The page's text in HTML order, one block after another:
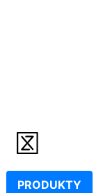
PRODUKTY